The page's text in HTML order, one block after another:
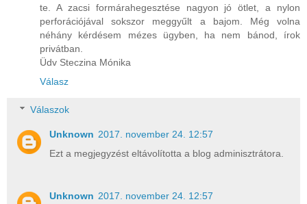
te. A zacsi formárahegesztése nagyon jó ötlet, a nylon
perforációjával sokszor meggyűlt a bajom. Még volna
néhány kérdésem mézes ügyben, ha nem bánod, írok
privátban.
Üdv Steczina Mónika
Válasz
Válaszok
Unknown 2017. november 24. 12:57
Ezt a megjegyzést eltávolította a blog adminisztrátora.
Unknown 2017. november 24. 12:57